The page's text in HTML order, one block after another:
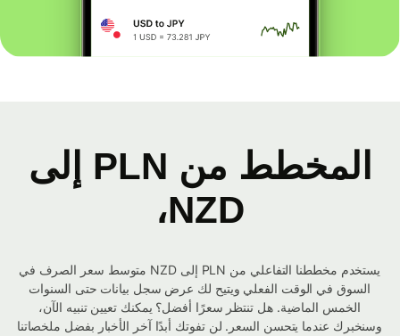
المخطط من PLN إلى
NZD،
يستخدم مخططنا التفاعلي من PLN إلى NZD متوسط ​​سعر الصرف في
السوق في الوقت الفعلي ويتيح لك عرض سجل بيانات حتى السنوات
الخمس الماضية. هل تنتظر سعرًا أفضل؟ يمكنك تعيين تنبيه الآن،
وسنخبرك عندما يتحسن السعر. لن تفوتك أبدًا آخر الأخبار بفضل ملخصاتنا